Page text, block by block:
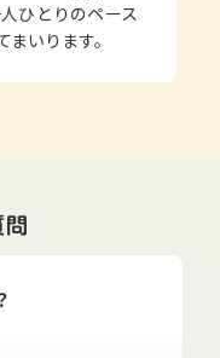
ひとりのペース
いります。